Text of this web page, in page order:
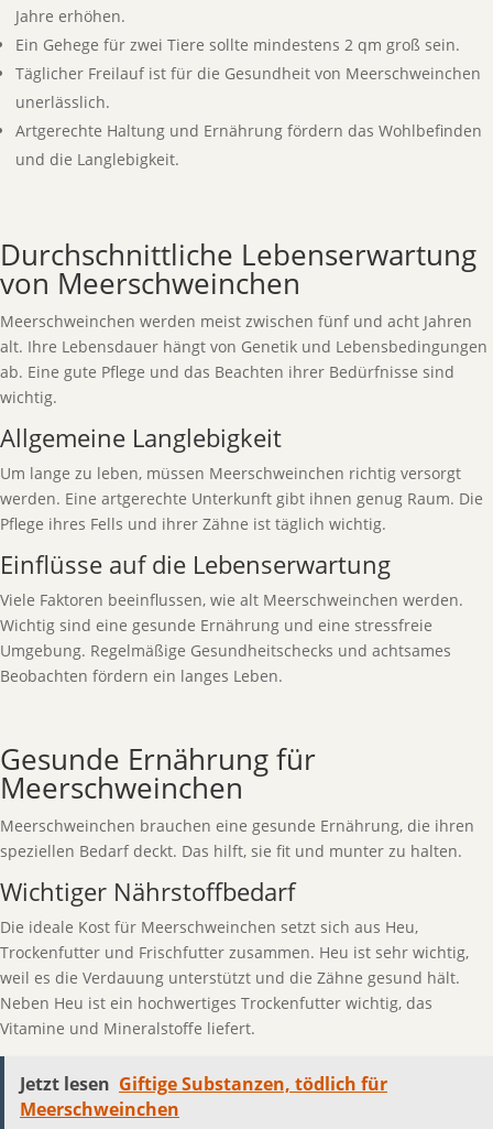
Jahre erhöhen.
Ein Gehege für zwei Tiere sollte mindestens 2 qm groß sein.
Täglicher Freilauf ist für die Gesundheit von Meerschweinchen
unerlässlich.
Artgerechte Haltung und Ernährung fördern das Wohlbefinden
und die Langlebigkeit.
Durchschnittliche Lebenserwartung
von Meerschweinchen
Meerschweinchen werden meist zwischen fünf und acht Jahren
alt. Ihre Lebensdauer hängt von Genetik und Lebensbedingungen
ab. Eine gute Pflege und das Beachten ihrer Bedürfnisse sind
wichtig.
Allgemeine Langlebigkeit
Um lange zu leben, müssen Meerschweinchen richtig versorgt
werden. Eine artgerechte Unterkunft gibt ihnen genug Raum. Die
Pflege ihres Fells und ihrer Zähne ist täglich wichtig.
Einflüsse auf die Lebenserwartung
Viele Faktoren beeinflussen, wie alt Meerschweinchen werden.
Wichtig sind eine gesunde Ernährung und eine stressfreie
Umgebung. Regelmäßige Gesundheitschecks und achtsames
Beobachten fördern ein langes Leben.
Gesunde Ernährung für
Meerschweinchen
Meerschweinchen brauchen eine gesunde Ernährung, die ihren
speziellen Bedarf deckt. Das hilft, sie fit und munter zu halten.
Wichtiger Nährstoffbedarf
Die ideale Kost für Meerschweinchen setzt sich aus Heu,
Trockenfutter und Frischfutter zusammen. Heu ist sehr wichtig,
weil es die Verdauung unterstützt und die Zähne gesund hält.
Neben Heu ist ein hochwertiges Trockenfutter wichtig, das
Vitamine und Mineralstoffe liefert.
Jetzt lesen Giftige Substanzen, tödlich für
Meerschweinchen